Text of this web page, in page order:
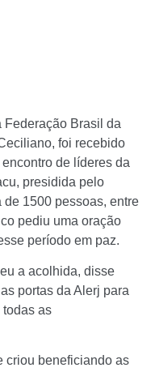
Brasil da
foi recebido
de líderes da
presidida pelo
1500 pessoas, entre
pediu uma oração
período em paz.
a acolhida, disse
portas da Alerj para
todas as
criou beneficiando as